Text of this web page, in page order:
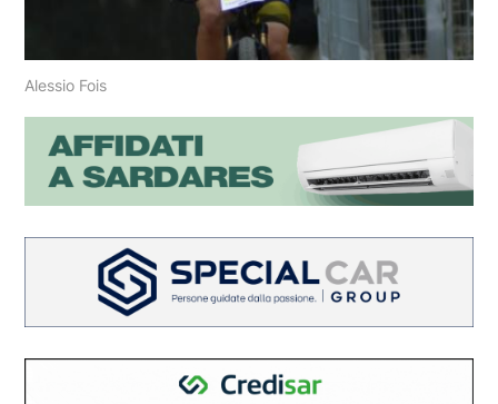
Alessio Fois